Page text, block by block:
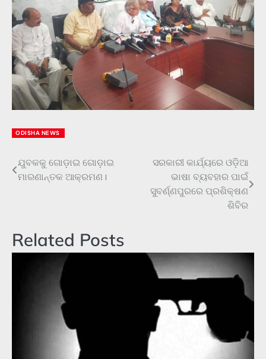
ODISHA NEWS
Post
navigation
ଯୁବକକୁ ଗୋଡ଼ାଇ ଗୋଡ଼ାଇ
ମାରଣାନ୍ତକ ଆକ୍ରମଣ।
ସରକାରୀ କାର୍ଯ୍ୟରେ ଓଡ଼ିଆ
ଭାଷା ବ୍ୟବହାର ପାଇଁ
ସୁବର୍ଣ୍ଣପୁରରେ ପ୍ରଶିକ୍ଷଣ
ଶିବିର
Related Posts